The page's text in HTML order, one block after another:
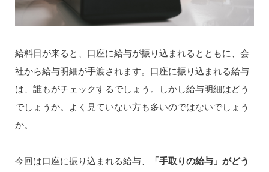
給料日が来ると、口座に給与が振り込まれるとともに、会
社から給与明細が手渡されます。口座に振り込まれる給与
は、誰もがチェックするでしょう。しかし給与明細はどう
でしょうか。よく見ていない方も多いのではないでしょう
か。
今回は口座に振り込まれる給与、
「手取りの給与」がどう